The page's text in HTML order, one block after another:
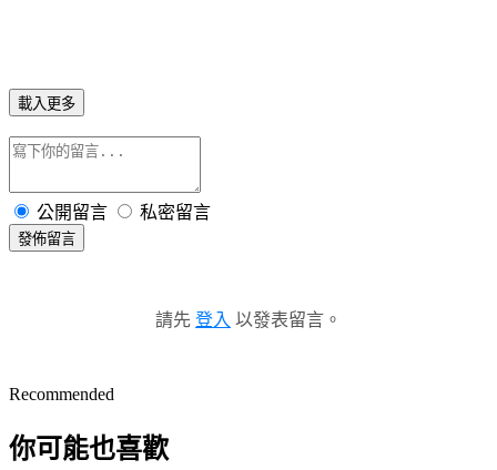
載入更多
公開留言 私密留言
發佈留言
請先 登入 以發表留言。
Recommended
你可能也喜歡